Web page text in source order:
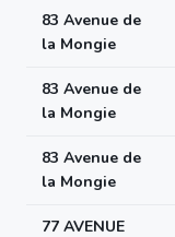
83 Avenue de
la Mongie
83 Avenue de
la Mongie
83 Avenue de
la Mongie
77 AVENUE